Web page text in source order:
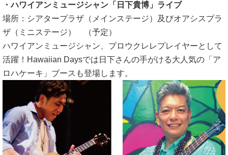
・ハワイアンミュージシャン「日下貴博」ライブ
場所：シアタープラザ（メインステージ）及びオアシスプラ
ザ（ミニステージ） （予定）
ハワイアンミュージシャン、プロウクレレプレイヤーとして
活躍！Hawaiian Daysでは日下さんの手がける大人気の「ア
ロハケーキ」ブースも登場します。